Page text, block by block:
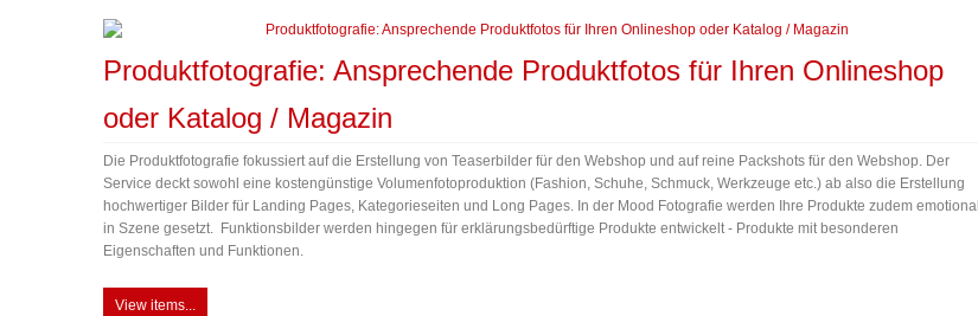
Produktfotografie: Ansprechende Produktfotos für Ihren Onlineshop
oder Katalog / Magazin
Die Produktfotografie fokussiert auf die Erstellung von Teaserbilder für den Webshop und auf reine Packshots für den Webshop. Der
Service deckt sowohl eine kostengünstige Volumenfotoproduktion (Fashion, Schuhe, Schmuck, Werkzeuge etc.) ab also die Erstellung
hochwertiger Bilder für Landing Pages, Kategorieseiten und Long Pages. In der Mood Fotografie werden Ihre Produkte zudem emotional
in Szene gesetzt. Funktionsbilder werden hingegen für erklärungsbedürftige Produkte entwickelt - Produkte mit besonderen
Eigenschaften und Funktionen.
View items...